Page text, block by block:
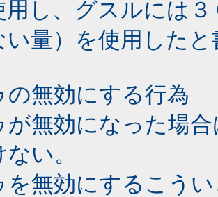
用し、グスルには
い量）を使用した
の無効にする行為
が無効になった場
い。
を無効にするこう